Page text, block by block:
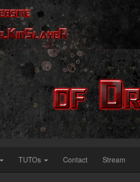
TUTOs Contact Stream